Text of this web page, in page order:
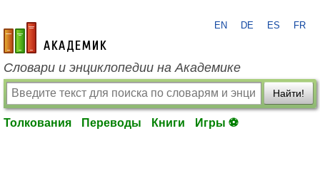
academic.ru
EN DE ES FR
Словари и энциклопедии на Академике
Найти!
Толкования Переводы Книги Игры ⚽